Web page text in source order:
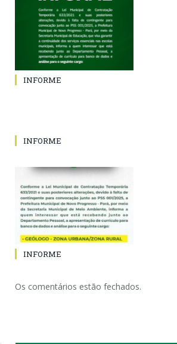
INFORME
INFORME
INFORME
Os comentários estão fechados.